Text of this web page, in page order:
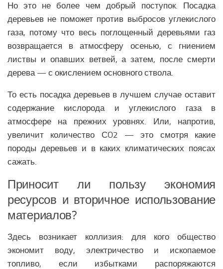
Общество СНГ
ЛАТИНСКАЯ АМЕРИКА
История Латинской Америки
Политика Латинской Америки
Религия Латинской Америки
Экономика Латинской Америки
Климат Латинской Америки
Медицина Латинской Америки
Образование Латинской Америки
Наука Латинской Америки
СЕВЕРНАЯ АМЕРИКА
Но это не более чем добрый поступок. Посадка
деревьев не поможет против выбросов углекислого
газа, потому что весь поглощенный деревьями газ
возвращается в атмосферу осенью, с гниением
листвы и опавших ветвей, а затем, после смерти
дерева — с окислением основного ствола.
То есть посадка деревьев в лучшем случае оставит
содержание кислорода и углекислого газа в
атмосфере на прежних уровнях. Или, напротив,
увеличит количество СO2 — это смотря какие
породы деревьев и в каких климатических поясах
сажать.
Приносит ли пользу экономия
ресурсов и вторичное использование
материалов?
Здесь возникает коллизия: для кого общество
экономит воду, электричество и ископаемое
топливо, если избытками распоряжаются